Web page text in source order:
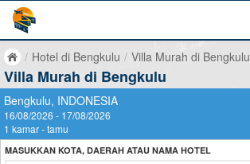
/ Hotel di Bengkulu / Villa Murah di Bengkulu
Villa Murah di Bengkulu
Bengkulu, INDONESIA
16/08/2026 - 17/08/2026
1 kamar - tamu
MASUKKAN KOTA, DAERAH ATAU NAMA HOTEL